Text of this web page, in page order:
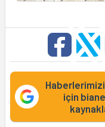
için